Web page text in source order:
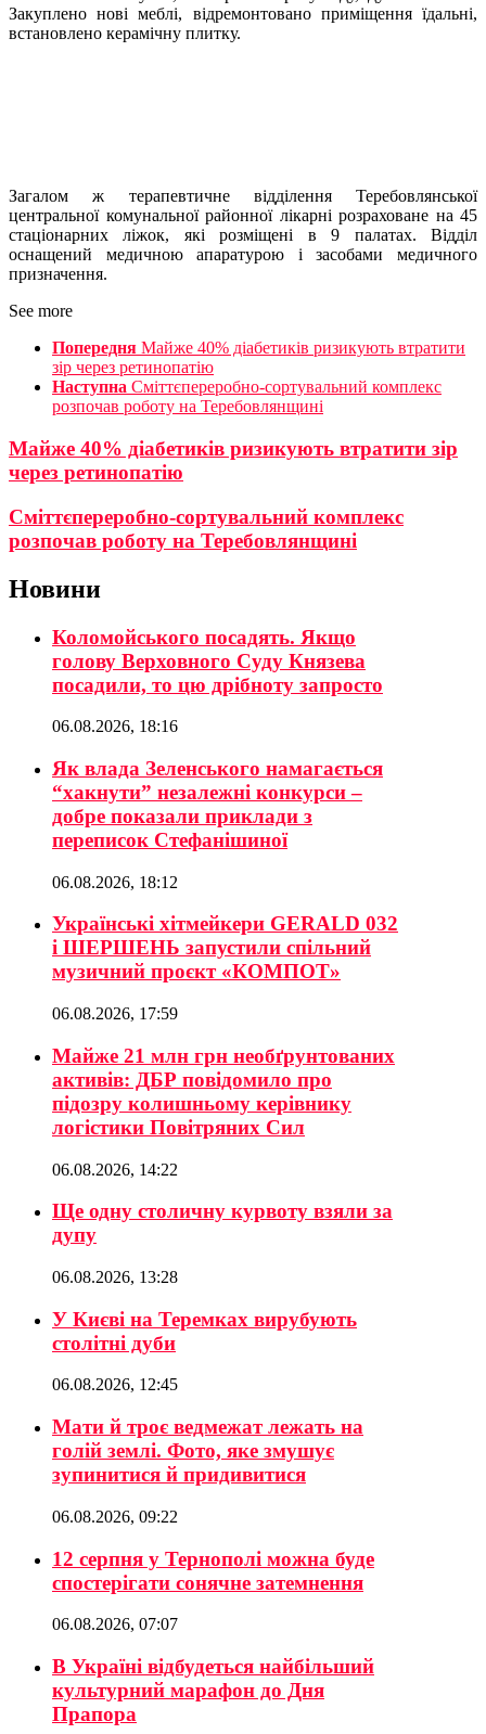
Закуплено нові меблі, відремонтовано приміщення їдальні,
встановлено керамічну плитку.
Загалом ж терапевтичне відділення Теребовлянської
центральної комунальної районної лікарні розраховане на 45
стаціонарних ліжок, які розміщені в 9 палатах. Відділ
оснащений медичною апаратурою і засобами медичного
призначення.
See more
Попередня Майже 40% діабетиків ризикують втратити
зір через ретинопатію
Наступна Сміттєпереробно-сортувальний комплекс
розпочав роботу на Теребовлянщині
Майже 40% діабетиків ризикують втратити зір
через ретинопатію
Сміттєпереробно-сортувальний комплекс
розпочав роботу на Теребовлянщині
Новини
Коломойського посадять. Якщо
голову Верховного Суду Князева
посадили, то цю дрібноту запросто
06.08.2026, 18:16
Як влада Зеленського намагається
“хакнути” незалежні конкурси –
добре показали приклади з
переписок Стефанішиної
06.08.2026, 18:12
Українські хітмейкери GERALD 032
і ШЕРШЕНЬ запустили спільний
музичний проєкт «КОМПОТ»
06.08.2026, 17:59
Майже 21 млн грн необґрунтованих
активів: ДБР повідомило про
підозру колишньому керівнику
логістики Повітряних Сил
06.08.2026, 14:22
Ще одну столичну курвоту взяли за
дупу
06.08.2026, 13:28
У Києві на Теремках вирубують
столітні дуби
06.08.2026, 12:45
Мати й троє ведмежат лежать на
голій землі. Фото, яке змушує
зупинитися й придивитися
06.08.2026, 09:22
12 серпня у Тернополі можна буде
спостерігати сонячне затемнення
06.08.2026, 07:07
В Україні відбудеться найбільший
культурний марафон до Дня
Прапора